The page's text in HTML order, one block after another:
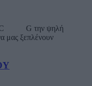
C G την ψηλή
ξεπλένουν